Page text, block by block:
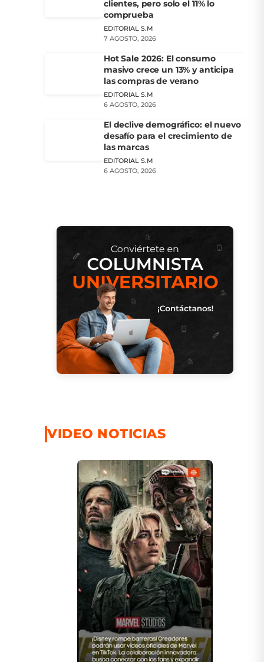
clientes, pero solo el 11% lo
comprueba
EDITORIAL S.M
7 AGOSTO, 2026
Hot Sale 2026: El consumo
masivo crece un 13% y anticipa
las compras de verano
EDITORIAL S.M
6 AGOSTO, 2026
El declive demográfico: el nuevo
desafío para el crecimiento de
las marcas
EDITORIAL S.M
6 AGOSTO, 2026
VIDEO NOTICIAS